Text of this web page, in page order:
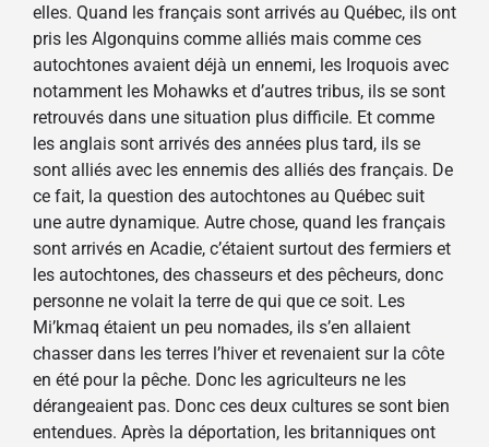
elles. Quand les français sont arrivés au Québec, ils ont
pris les A lgonquins comme alliés mais comme ces
autochtones avaient déjà un ennemi, les Iroquois avec
notamment les Mohawks et d’autres tribus, ils se sont
retrouvés dans une situation plus difficile. Et comme
les anglais sont arrivés des années plus tard, ils se
sont alliés avec les ennemis des alliés des français. De
ce fait, la question des autochtones au Québec suit
une autre dynamique. Autre chose, quand les français
sont arrivés en Acadie, c’étaient surtout des fermiers et
les autochtones, des chasseurs et des pêcheurs, donc
personne ne volait la terre de qui que ce soit. Les
Mi’kmaq étaient un peu nomades, ils s’en allaient
chasser dans les terres l’hiver et revenaient sur la côte
en été pour la pêche. Donc les agriculteurs ne les
dérangeaient pas. Donc ces deux cultures se sont bien
entendues. Après la déportation, les britanniques ont